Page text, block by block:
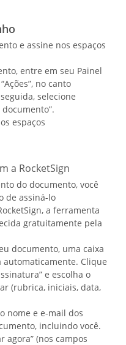
e assine nos espaços
entre em seu Painel
no canto
selecione
espaços
a RocketSign
do documento, você
de assiná-lo
a ferramenta
gratuitamente pela
documento, uma caixa
Clique
e escolha o
(rubrica, iniciais, data,
nome e e-mail dos
incluindo você.
agora” (nos campos